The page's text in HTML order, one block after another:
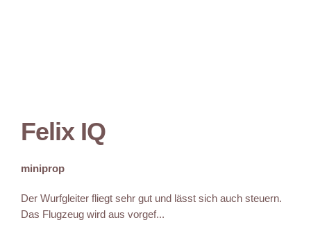
Felix IQ
miniprop
Der Wurfgleiter fliegt sehr gut und lässt sich auch steuern.
Das Flugzeug wird aus vorgef...